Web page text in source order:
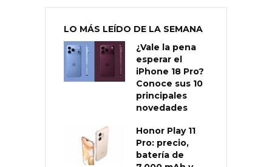
LO MÁS LEÍDO DE LA SEMANA
¿Vale la pena
esperar el
iPhone 18 Pro?
Conoce sus 10
principales
novedades
Honor Play 11
Pro: precio,
batería de